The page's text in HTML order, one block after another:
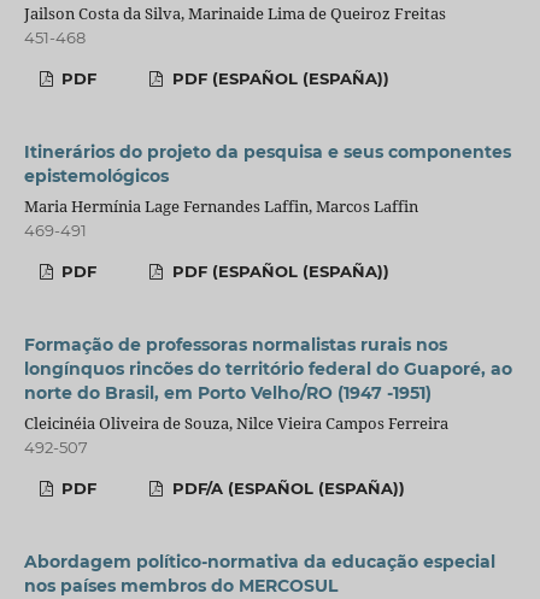
Jailson Costa da Silva, Marinaide Lima de Queiroz Freitas
451-468
PDF PDF (ESPAÑOL (ESPAÑA))
Itinerários do projeto da pesquisa e seus componentes
epistemológicos
Maria Hermínia Lage Fernandes Laffin, Marcos Laffin
469-491
PDF PDF (ESPAÑOL (ESPAÑA))
Formação de professoras normalistas rurais nos
longínquos rincões do território federal do Guaporé, ao
norte do Brasil, em Porto Velho/RO (1947 -1951)
Cleicinéia Oliveira de Souza, Nilce Vieira Campos Ferreira
492-507
PDF PDF/A (ESPAÑOL (ESPAÑA))
Abordagem político-normativa da educação especial
nos países membros do MERCOSUL